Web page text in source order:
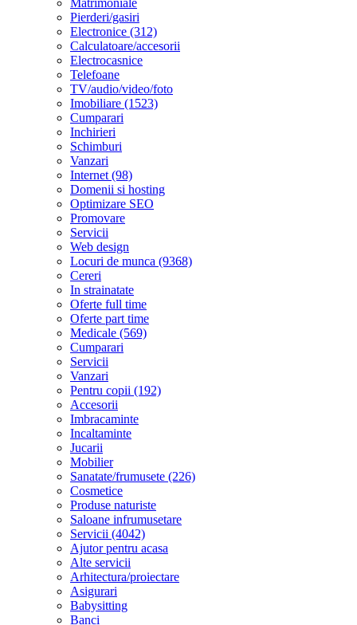
Pierderi/gasiri
Electronice (312)
Calculatoare/accesorii
Electrocasnice
Telefoane
TV/audio/video/foto
Imobiliare (1523)
Cumparari
Inchirieri
Schimburi
Vanzari
Internet (98)
Domenii si hosting
Optimizare SEO
Promovare
Servicii
Web design
Locuri de munca (9368)
Cereri
In strainatate
Oferte full time
Oferte part time
Medicale (569)
Cumparari
Servicii
Vanzari
Pentru copii (192)
Accesorii
Imbracaminte
Incaltaminte
Jucarii
Mobilier
Sanatate/frumusete (226)
Cosmetice
Produse naturiste
Saloane infrumusetare
Servicii (4042)
Ajutor pentru acasa
Alte servicii
Arhitectura/proiectare
Asigurari
Babysitting
Banci